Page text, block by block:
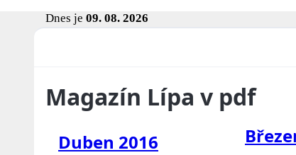
Dnes je 09. 08. 2026
Magazín Lípa v pdf
Duben 2016